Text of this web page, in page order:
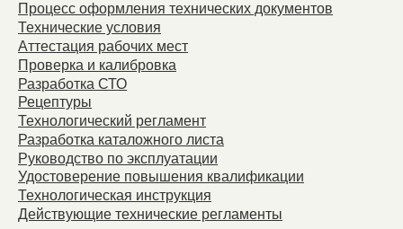
Процесс оформления технических документов
Технические условия
Аттестация рабочих мест
Проверка и калибровка
Разработка СТО
Рецептуры
Технологический регламент
Разработка каталожного листа
Руководство по эксплуатации
Удостоверение повышения квалификации
Технологическая инструкция
Действующие технические регламенты